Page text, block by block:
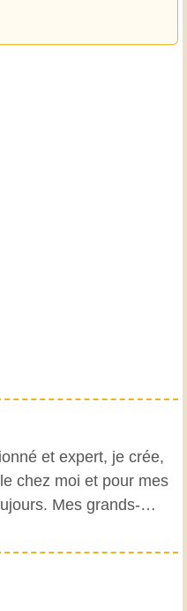
et expert, je crée,
chez moi et pour mes
Mes grands-
très jeune, et
une riche expérience.
essentielle ! Elle nous